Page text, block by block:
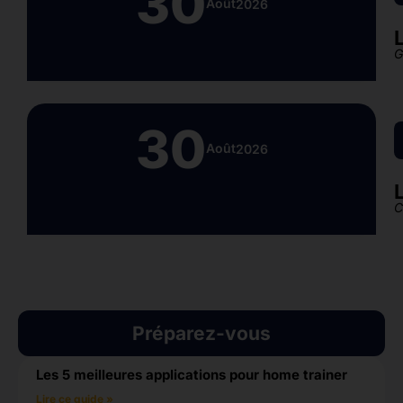
Août2026
30Août2026
Préparez-vous
Les 5 meilleures applications pour home trainer
Lire ce guide »